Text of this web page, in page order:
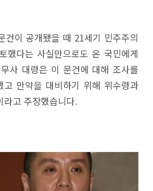
건이 공개됐을 때 21세기 민주주의
했다는 사실만으로도 온 국민에게
사 대령은 이 문건에 대해 조사를
고 만약을 대비하기 위해 위수령과
라고 주장했습니다.